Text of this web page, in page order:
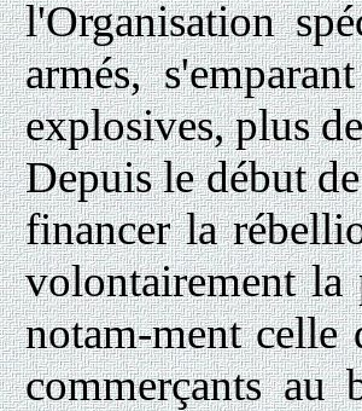
l'Organisation
armés,
explosives, plus
Depuis le début
financer la
volontairement la
notam-ment celle
commerçants